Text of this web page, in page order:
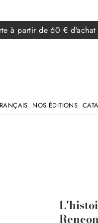
à partir de 60 € d'achat
NOS ÉDITIONS